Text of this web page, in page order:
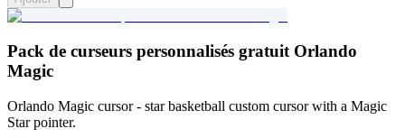
Pack de curseurs personnalisés gratuit Orlando
Magic
Orlando Magic cursor - star basketball custom cursor with a Magic
Star pointer.